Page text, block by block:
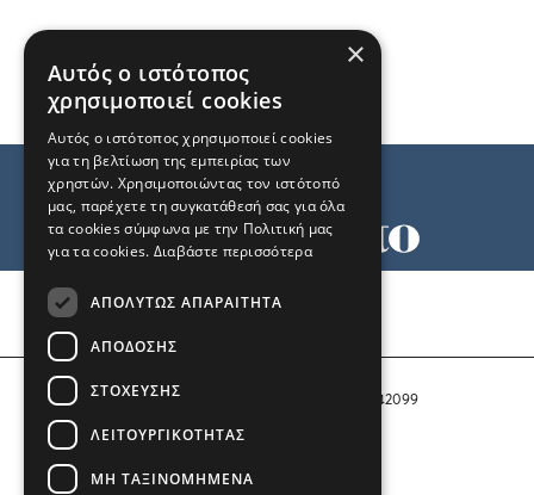
Αριθμός Πιστοποίησης Μ.Η.Τ. 242099
COPYRIGHT © 2026 Το Μανιφέστο
×
Αυτός ο ιστότοπος
χρησιμοποιεί cookies
Αυτός ο ιστότοπος χρησιμοποιεί cookies
για τη βελτίωση της εμπειρίας των
χρηστών. Χρησιμοποιώντας τον ιστότοπό
μας, παρέχετε τη συγκατάθεσή σας για όλα
τα cookies σύμφωνα με την Πολιτική μας
για τα cookies. Διαβάστε περισσότερα
ΑΠΟΛΎΤΩΣ ΑΠΑΡΑΊΤΗΤΑ
ΑΠΌΔΟΣΗΣ
ΣΤΌΧΕΥΣΗΣ
ΛΕΙΤΟΥΡΓΙΚΌΤΗΤΑΣ
ΜΗ ΤΑΞΙΝΟΜΗΜΈΝΑ